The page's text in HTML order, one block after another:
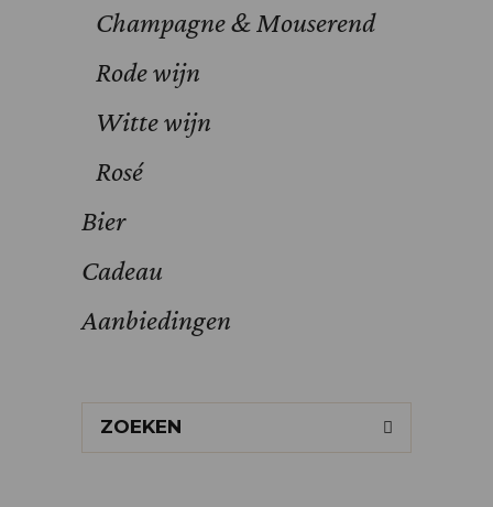
Champagne & Mouserend
Rode wijn
Witte wijn
Rosé
Bier
Cadeau
Aanbiedingen
Search
for: